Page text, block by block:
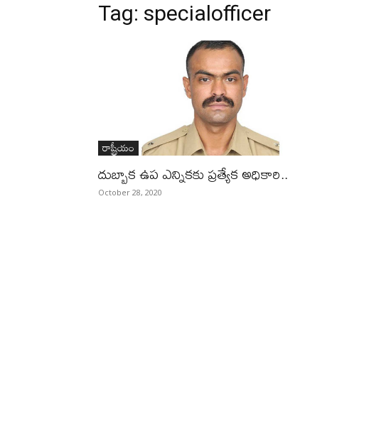
Tag: specialofficer
రాష్ట్రీయం
దుబ్బాక ఉప ఎన్నికకు ప్రత్యేక అధికారి..
October 28, 2020